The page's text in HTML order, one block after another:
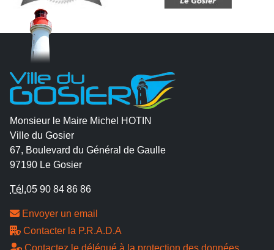
Monsieur le Maire Michel HOTIN
Ville du Gosier
67, Boulevard du Général de Gaulle
97190 Le Gosier
Tél.05 90 84 86 86
Envoyer un email
Contacter la P.R.A.D.A